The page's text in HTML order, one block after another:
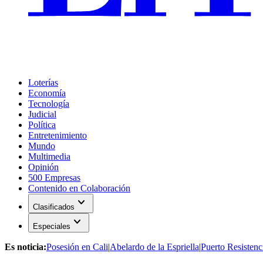
Loterías
Economía
Tecnología
Judicial
Política
Entretenimiento
Mundo
Multimedia
Opinión
500 Empresas
Contenido en Colaboración
Clasificados expand_more
Especiales expand_more
Es noticia:Posesión en Cali|Abelardo de la Espriella|Puerto